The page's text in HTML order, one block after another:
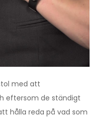
med att
eftersom de ständigt
hålla reda på vad som